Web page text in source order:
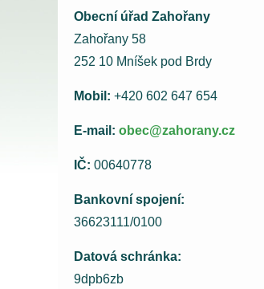
Obecní úřad Zahořany
Zahořany 58
252 10 Mníšek pod Brdy
Mobil: +420 602 647 654
E-mail: obec@zahorany.cz
IČ: 00640778
Bankovní spojení:
36623111/0100
Datová schránka:
9dpb6zb